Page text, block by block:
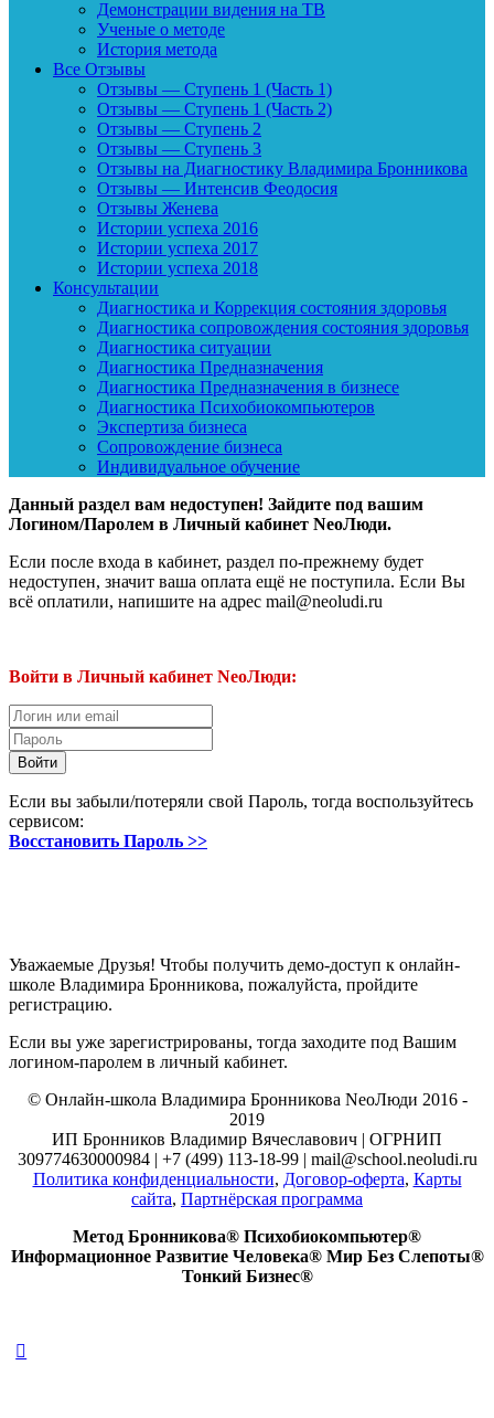
Демонстрации видения на ТВ
Ученые о методе
История метода
Все Отзывы
Отзывы — Ступень 1 (Часть 1)
Отзывы — Ступень 1 (Часть 2)
Отзывы — Ступень 2
Отзывы — Ступень 3
Отзывы на Диагностику Владимира Бронникова
Отзывы — Интенсив Феодосия
Отзывы Женева
Истории успеха 2016
Истории успеха 2017
Истории успеха 2018
Консультации
Диагностика и Коррекция состояния здоровья
Диагностика сопровождения состояния здоровья
Диагностика ситуации
Диагностика Предназначения
Диагностика Предназначения в бизнесе
Диагностика Психобиокомпьютеров
Экспертиза бизнеса
Сопровождение бизнеса
Индивидуальное обучение
Данный раздел вам недоступен! Зайдите под вашим
Логином/Паролем в Личный кабинет NeoЛюди.
Если после входа в кабинет, раздел по-прежнему будет
недоступен, значит ваша оплата ещё не поступила. Если Вы
всё оплатили, напишите на адрес mail@neoludi.ru
Войти в Личный кабинет NeoЛюди:
Если вы забыли/потеряли свой Пароль, тогда воспользуйтесь
сервисом:
Восстановить Пароль >>
Уважаемые Друзья! Чтобы получить демо-доступ к онлайн-
школе Владимира Бронникова, пожалуйста, пройдите
регистрацию.
Если вы уже зарегистрированы, тогда заходите под Вашим
логином-паролем в личный кабинет.
© Онлайн-школа Владимира Бронникова NeoЛюди 2016 -
2019
ИП Бронников Владимир Вячеславович | ОГРНИП
309774630000984 | +7 (499) 113-18-99 | mail@school.neoludi.ru
Политика конфиденциальности, Договор-оферта, Карты
сайта, Партнёрская программа
Метод Бронникова® Психобиокомпьютер®
Информационное Развитие Человека® Мир Без Слепоты®
Тонкий Бизнес®